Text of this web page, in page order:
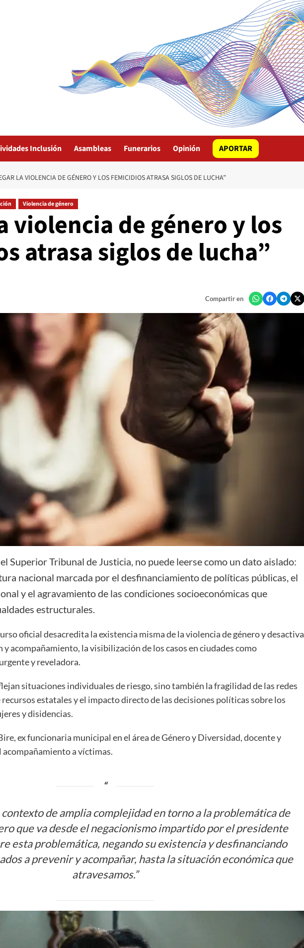
Inclusión Asambleas Funerarios Opinión APORTAR
LA VIOLENCIA DE GÉNERO Y LOS FEMICIDIOS ATRASA SIGLOS DE LUCHA”
Violencia de género
violencia de género y los
atrasa siglos de lucha”
Compartir en
Superior Tribunal de Justicia, no puede leerse como un dato aislado:
nacional marcada por el desfinanciamiento de políticas públicas, el
y el agravamiento de las condiciones socioeconómicas que
estructurales.
oficial desacredita la existencia misma de la violencia de género y desactiva
y acompañamiento, la visibilización de los casos en ciudades como
y reveladora.
situaciones individuales de riesgo, sino también la fragilidad de las redes
estatales y el impacto directo de las decisiones políticas sobre los
y disidencias.
ex funcionaria municipal en el área de Género y Diversidad, docente y
a víctimas.
contexto de amplia complejidad en torno a la problemática de
que va desde el negacionismo impartido por el presidente
esta problemática, negando su existencia y desfinanciando
a prevenir y acompañar, hasta la situación económica que
atravesamos.”